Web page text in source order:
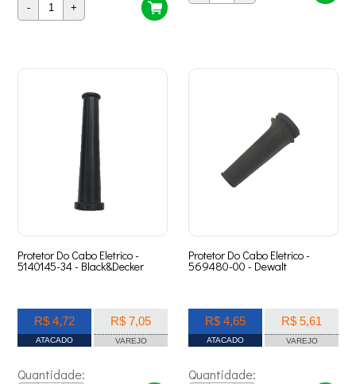
- +
Protetor Do Cabo Eletrico -
5140145-34 - Black&Decker
R$ 4,72
ATACADO
R$ 7,05
VAREJO
Quantidade:
Protetor Do Cabo Eletrico -
569480-00 - Dewalt
R$ 4,65
ATACADO
R$ 5,61
VAREJO
Quantidade: